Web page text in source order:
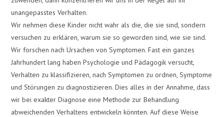
unangepasstes Verhalten.
Wir nehmen diese Kinder nicht wahr als die, die sie sind, sondern
versuchen zu erklären, warum sie so geworden sind, wie sie sind.
Wir forschen nach Ursachen von Symptomen. Fast ein ganzes
Jahrhundert lang haben Psychologie und Pädagogik versucht,
Verhalten zu klassifizieren, nach Symptomen zu ordnen, Symptome
und Störungen zu diagnostizieren. Dies alles in der Annahme, dass
wir bei exakter Diagnose eine Methode zur Behandlung
abweichenden Verhaltens entwickeln könnten. Auf diese Weise